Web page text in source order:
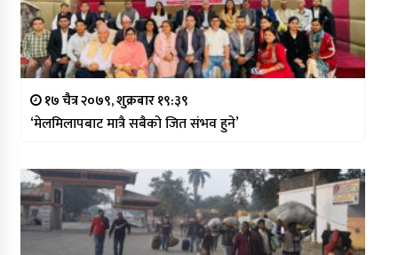
१७ चैत्र २०७९, शुक्रबार १९:३९
‘मेलमिलापबाट मात्रै सबैको जित संभव हुने’